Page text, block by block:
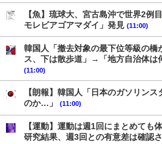
【魚】琉球大、宮古島沖で世界2例
モレビアゴアマダイ」発見 (11:00)
韓国人「撤去対象の最下位等級の
ス、下は散歩道」→「地方自治体は
(11:00)
【朗報】韓国人「日本のガソリン
のか…」
(11:00)
【運動】運動は週1回にまとめても
研究結果、週3回との有意差は確認